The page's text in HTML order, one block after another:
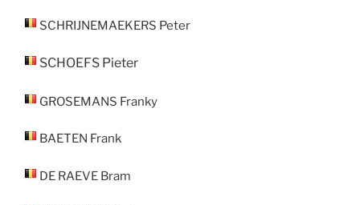
SCHRIJNEMAEKERS Peter
SCHOEFS Pieter
GROSEMANS Franky
BAETEN Frank
DE RAEVE Bram